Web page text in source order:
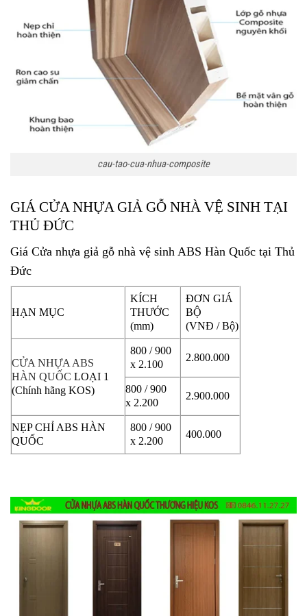
cau-tao-cua-nhua-composite
GIÁ CỬA NHỰA GIẢ GỖ NHÀ VỆ SINH TẠI
THỦ ĐỨC
Giá Cửa nhựa giả gỗ nhà vệ sinh ABS Hàn Quốc tại Thủ
Đức
HẠN MỤC
KÍCH
THƯỚC
(mm)
ĐƠN GIÁ
BỘ
(VNĐ / Bộ)
CỬA NHỰA ABS
HÀN QUỐC LOẠI 1
(Chính hãng KOS)
800 / 900
x 2.100
2.800.000
800 / 900
x 2.200
2.900.000
NẸP CHỈ ABS HÀN
QUỐC
800 / 900
x 2.200
400.000